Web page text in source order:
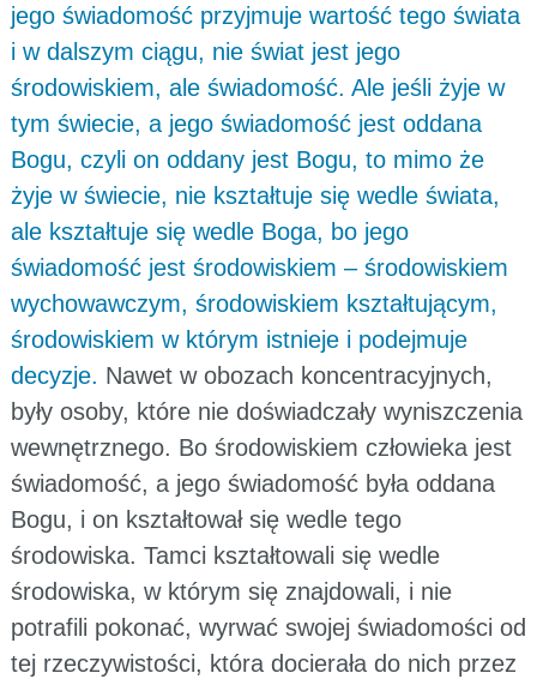
jego świadomość przyjmuje wartość tego świata
i w dalszym ciągu, nie świat jest jego
środowiskiem, ale świadomość. Ale jeśli żyje w
tym świecie, a jego świadomość jest oddana
Bogu, czyli on oddany jest Bogu, to mimo że
żyje w świecie, nie kształtuje się wedle świata,
ale kształtuje się wedle Boga, bo jego
świadomość jest środowiskiem – środowiskiem
wychowawczym, środowiskiem kształtującym,
środowiskiem w którym istnieje i podejmuje
decyzje. Nawet w obozach koncentracyjnych,
były osoby, które nie doświadczały wyniszczenia
wewnętrznego. Bo środowiskiem człowieka jest
świadomość, a jego świadomość była oddana
Bogu, i on kształtował się wedle tego
środowiska. Tamci kształtowali się wedle
środowiska, w którym się znajdowali, i nie
potrafili pokonać, wyrwać swojej świadomości od
tej rzeczywistości, która docierała do nich przez